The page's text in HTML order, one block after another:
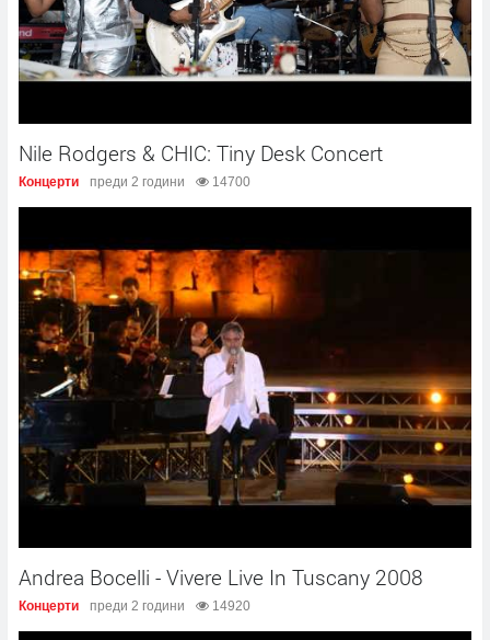
Nile Rodgers & CHIC: Tiny Desk Concert
Концерти преди 2 години 14700
Andrea Bocelli - Vivere Live In Tuscany 2008
Концерти преди 2 години 14920